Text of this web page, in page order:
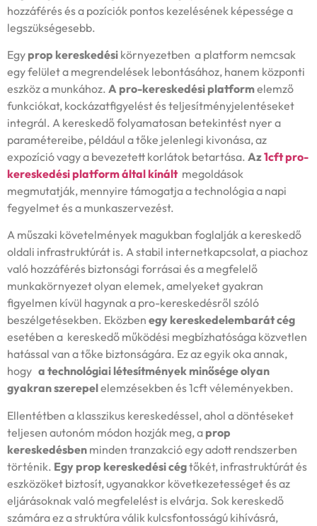
hozzáférés és a pozíciók pontos kezelésének képessége a
legszükségesebb.
Egy prop kereskedési környezetben a platform nemcsak
egy felület a megrendelések lebontásához, hanem központi
eszköz a munkához. A pro-kereskedési platformelemző
funkciókat, kockázatfigyelést és teljesítményjelentéseket
integrál. A kereskedő folyamatosan betekintést nyer a
paramétereibe, például a tőke jelenlegi kivonása, az
expozíció vagy a bevezetett korlátok betartása. Az1cft pro-
kereskedési platform által kínált megoldások
megmutatják, mennyire támogatja a technológia a napi
fegyelmet és a munkaszervezést.
A műszaki követelmények magukban foglalják a kereskedő
oldali infrastruktúrát is. A stabil internetkapcsolat, a piachoz
való hozzáférés biztonsági forrásai és a megfelelő
munkakörnyezet olyan elemek, amelyeket gyakran
figyelmen kívül hagynak a pro-kereskedésről szóló
beszélgetésekben. Eközben egy kereskedelembarát cég
esetében a kereskedő működési megbízhatósága közvetlen
hatással van a tőke biztonságára. Ez az egyik oka annak,
hogy a technológiai létesítmények minősége olyan
gyakran szerepelelemzésekben és 1cft véleményekben.
Ellentétben a klasszikus kereskedéssel, ahol a döntéseket
teljesen autonóm módon hozják meg, a prop
kereskedésben minden tranzakció egy adott rendszerben
történik. Egy prop kereskedési cégtőkét, infrastruktúrát és
eszközöket biztosít, ugyanakkor következetességet és az
eljárásoknak való megfelelést is elvárja. Sok kereskedő
számára ez a struktúra válik kulcsfontosságú kihívásrá,